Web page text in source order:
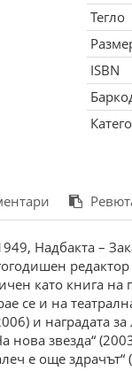
Тегло
ISBN
Надбакта –
като книга
се и на
и наградата
нова звезда“
е още